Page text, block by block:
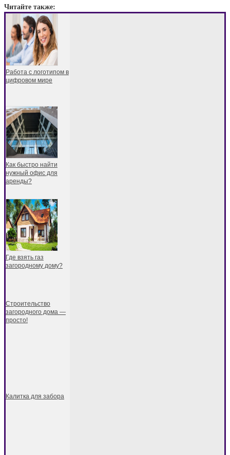
Читайте также:
Работа с логотипом в
цифровом мире
Как быстро найти
нужный офис для
аренды?
Где взять газ
загородному дому?
Строительство
загородного дома —
просто!
Калитка для забора